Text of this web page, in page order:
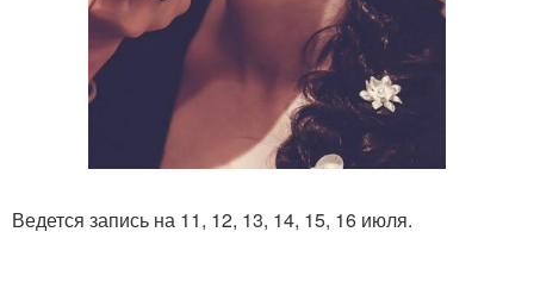
Ведется запись на 11, 12, 13, 14, 15, 16 июля.